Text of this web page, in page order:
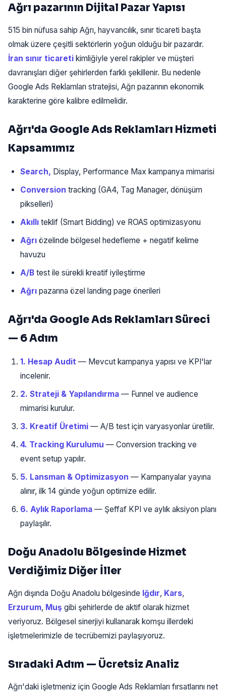
Ağrı pazarının Dijital Pazar Yapısı
515 bin nüfusa sahip Ağrı, hayvancılık, sınır ticareti başta
olmak üzere çeşitli sektörlerin yoğun olduğu bir pazardır.
İran sınır ticareti kimliğiyle yerel rakipler ve müşteri
davranışları diğer şehirlerden farklı şekillenir. Bu nedenle
Google Ads Reklamları stratejisi, Ağrı pazarının ekonomik
karakterine göre kalibre edilmelidir.
Ağrı'da Google Ads Reklamları Hizmeti
Kapsamımız
Search, Display, Performance Max kampanya mimarisi
Conversion tracking (GA4, Tag Manager, dönüşüm
pikselleri)
Akıllı teklif (Smart Bidding) ve ROAS optimizasyonu
Ağrı özelinde bölgesel hedefleme + negatif kelime
havuzu
A/B test ile sürekli kreatif iyileştirme
Ağrı pazarına özel landing page önerileri
Ağrı'da Google Ads Reklamları Süreci
— 6 Adım
1. Hesap Audit — Mevcut kampanya yapısı ve KPI'lar
incelenir.
2. Strateji & Yapılandırma — Funnel ve audience
mimarisi kurulur.
3. Kreatif Üretimi — A/B test için varyasyonlar üretilir.
4. Tracking Kurulumu — Conversion tracking ve
event setup yapılır.
5. Lansman & Optimizasyon — Kampanyalar yayına
alınır, ilk 14 günde yoğun optimize edilir.
6. Aylık Raporlama — Şeffaf KPI ve aylık aksiyon planı
paylaşılır.
Doğu Anadolu Bölgesinde Hizmet
Verdiğimiz Diğer İller
Ağrı dışında Doğu Anadolu bölgesinde Iğdır, Kars,
Erzurum, Muş gibi şehirlerde de aktif olarak hizmet
veriyoruz. Bölgesel sinerjiyi kullanarak komşu illerdeki
işletmelerimizle de tecrübemizi paylaşıyoruz.
Sıradaki Adım — Ücretsiz Analiz
Ağrı'daki işletmeniz için Google Ads Reklamları fırsatlarını net